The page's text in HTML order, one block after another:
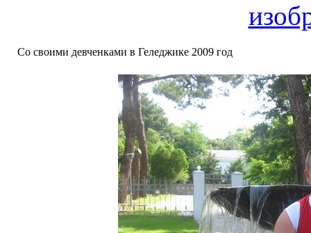
Со своими девченками в Геледжике 2009 год